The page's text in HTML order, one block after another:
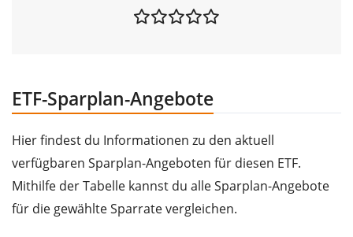
ETF-Sparplan-Angebote
Hier findest du Informationen zu den aktuell
verfügbaren Sparplan-Angeboten für diesen ETF.
Mithilfe der Tabelle kannst du alle Sparplan-Angebote
für die gewählte Sparrate vergleichen.